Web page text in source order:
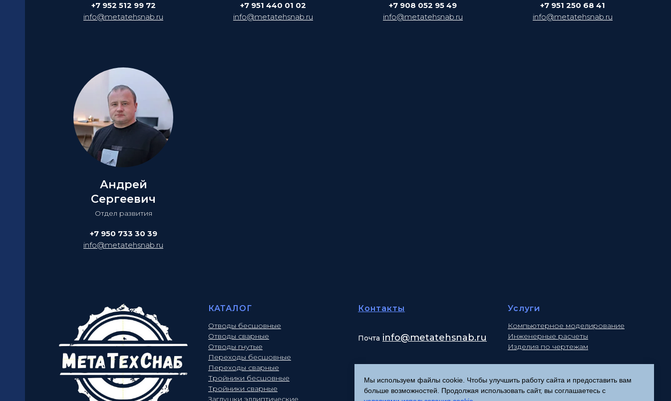
+7 952 512 99 72
info@metatehsnab.ru
+7 951 440 01 02
info@metatehsnab.ru
+7 908 052 95 49
info@metatehsnab.ru
+7 951 250 68 41
info@metatehsnab.ru
Андрей
Сергеевич
Отдел развития
+7 950 733 30 39
info@metatehsnab.ru
КАТАЛОГ
Отводы бесшовные
Отводы сварные
Отводы гнутые
Переходы бесшовные
Переходы сварные
Тройники бесшовные
Тройники сварные
Заглушки эллиптические
Контакты
Почта info@metatehsnab.ru
Услуги
Компьютерное моделирование
Инженерные расчеты
Изделия по чертежам
Политика конфиденциальности
Мы используем файлы cookie. Чтобы улучшить работу сайта и предоставить вам
больше возможностей. Продолжая использовать сайт, вы соглашаетесь с